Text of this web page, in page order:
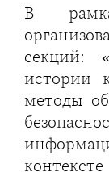
В
секций:
истории
методы